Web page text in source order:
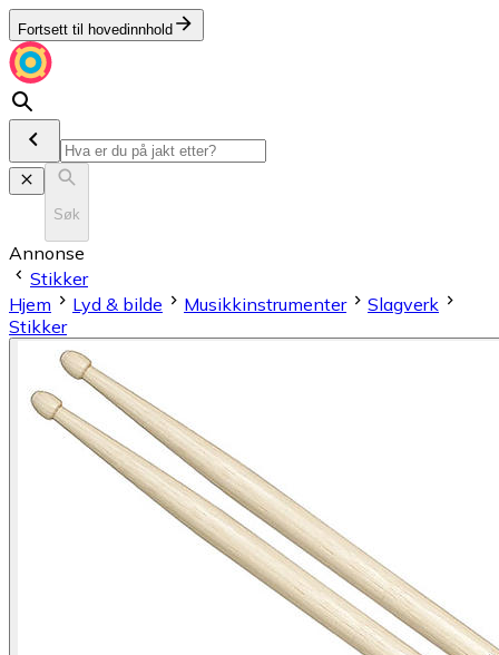
Fortsett til hovedinnhold
Søk
Annonse
Stikker
Hjem
Lyd & bilde Musikkinstrumenter
Slagverk
Stikker